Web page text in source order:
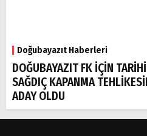
Doğubayazıt Haberleri
DOĞUBAYAZIT FK İÇİN
SAĞDIÇ KAPANMA
ADAY OLDU